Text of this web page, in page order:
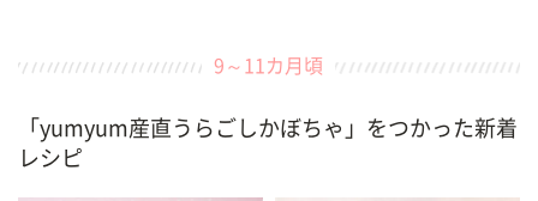
9～11カ月頃
「yumyum産直うらごしかぼちゃ」をつかった新着
レシピ